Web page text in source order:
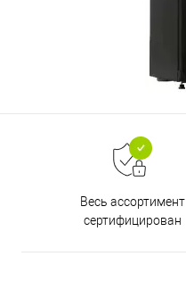
Весь ассортимент
сертифицирован